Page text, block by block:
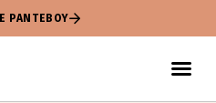
ΡΑΝΤΕΒΟΥ